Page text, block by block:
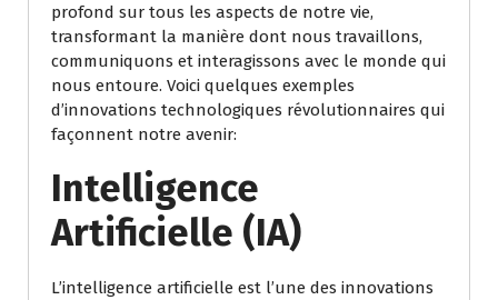
profond sur tous les aspects de notre vie,
transformant la manière dont nous travaillons,
communiquons et interagissons avec le monde qui
nous entoure. Voici quelques exemples
d’innovations technologiques révolutionnaires qui
façonnent notre avenir:
Intelligence
Artificielle (IA)
L’intelligence artificielle est l’une des innovations